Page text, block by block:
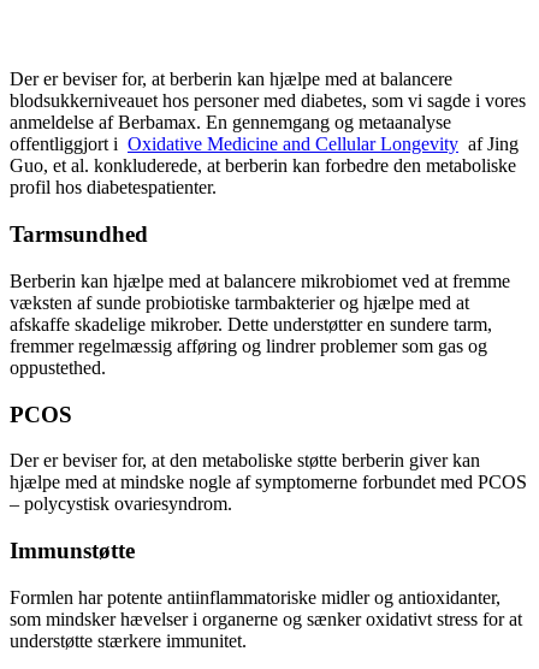
Der er beviser for, at berberin kan hjælpe med at balancere
blodsukkerniveauet hos personer med diabetes, som vi sagde i vores
anmeldelse af Berbamax. En gennemgang og metaanalyse
offentliggjort i Oxidative Medicine and Cellular Longevity af Jing
Guo, et al. konkluderede, at berberin kan forbedre den metaboliske
profil hos diabetespatienter.
Tarmsundhed
Berberin kan hjælpe med at balancere mikrobiomet ved at fremme
væksten af ​​sunde probiotiske tarmbakterier og hjælpe med at
afskaffe skadelige mikrober. Dette understøtter en sundere tarm,
fremmer regelmæssig afføring og lindrer problemer som gas og
oppustethed.
PCOS
Der er beviser for, at den metaboliske støtte berberin giver kan
hjælpe med at mindske nogle af symptomerne forbundet med PCOS
– polycystisk ovariesyndrom.
Immunstøtte
Formlen har potente antiinflammatoriske midler og antioxidanter,
som mindsker hævelser i organerne og sænker oxidativt stress for at
understøtte stærkere immunitet.